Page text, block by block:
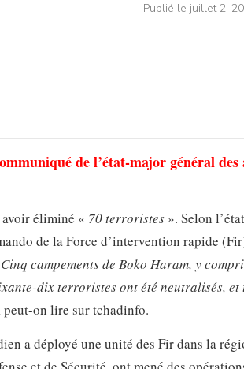
Publié le juillet 2,
de l’état-major général
éliminé « 70 terroristes ». Selon
de la Force d’intervention rapide
Cinq campements de Boko Haram, y
dix terroristes ont été neutralisés,
peut-on lire sur tchadinfo.
a déployé une unité des Fir dans la